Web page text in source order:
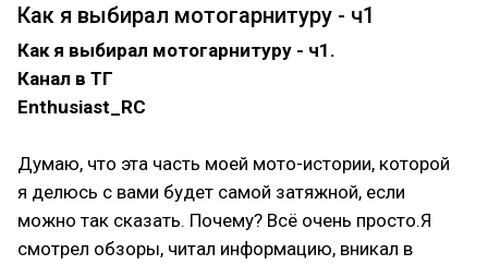
Как я выбирал мотогарнитуру - ч1
Как я выбирал мотогарнитуру - ч1.
Канал в ТГ
Enthusiast_RC
Думаю, что эта часть моей мото-истории, которой
я делюсь с вами будет самой затяжной, если
можно так сказать. Почему? Всё очень просто.Я
смотрел обзоры, читал информацию, вникал в